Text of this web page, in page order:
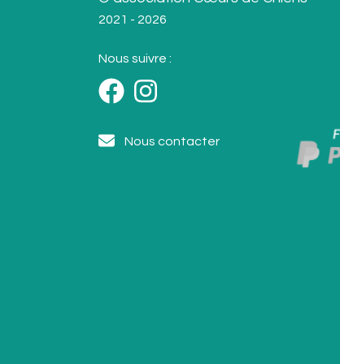
2021 - 2026
Nous suivre :
Nous contacter